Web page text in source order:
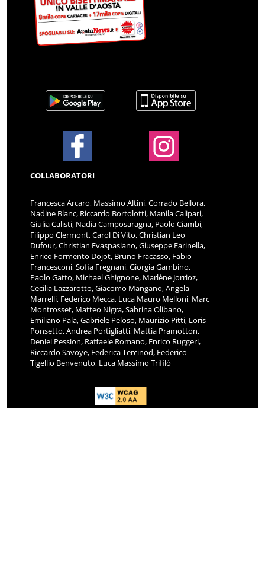
COLLABORATORI
Francesca Arcaro, Massimo Altini, Corrado Bellora,
Nadine Blanc, Riccardo Bortolotti, Manila Calipari,
Giulia Calisti, Nadia Camposaragna, Paolo Ciambi,
Filippo Clermont, Carol Di Vito, Christian Leo
Dufour, Christian Evaspasiano, Giuseppe Farinella,
Enrico Formento Dojot, Bruno Fracasso, Fabio
Francesconi, Sofia Fregnani, Giorgia Gambino,
Paolo Gatto, Michael Ghignone, Marlène Jorrioz,
Cecilia Lazzarotto, Giacomo Mangano, Angela
Marrelli, Federico Mecca, Luca Mauro Melloni, Marc
Montrosset, Matteo Nigra, Sabrina Olibano,
Emiliano Pala, Gabriele Peloso, Maurizio Pitti, Loris
Ponsetto, Andrea Portigliatti, Mattia Pramotton,
Deniel Pession, Raffaele Romano, Enrico Ruggeri,
Riccardo Savoye, Federica Tercinod, Federico
Tigellio Benvenuto, Luca Massimo Trifilò